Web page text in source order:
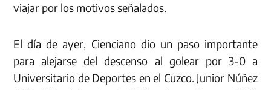
viajar por los motivos señalados.
El día de ayer, Cienciano dio un paso importante
para alejarse del descenso al golear por 3-0 a
Universitario de Deportes en el Cuzco. Junior Núñez